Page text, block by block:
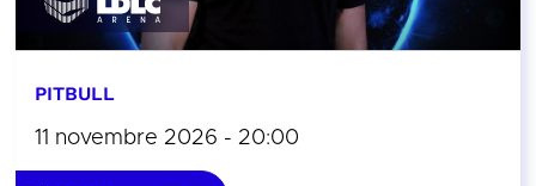
PITBULL
11 novembre 2026 - 20:00